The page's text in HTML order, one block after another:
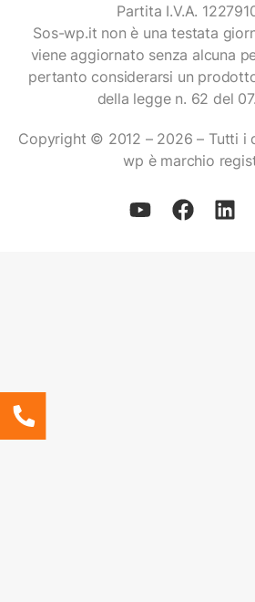
Partita I.V.A.
Sos-wp.it non è una testata
viene aggiornato senza alcuna
pertanto considerarsi un
della legge n. 62 del
Copyright © 2012 – 2026 – Tutti i
wp è marchio